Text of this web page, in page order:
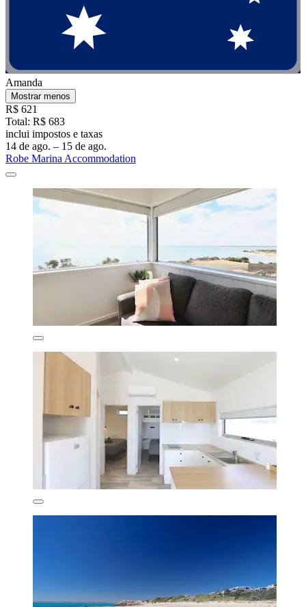
Amanda
Mostrar menos
R$ 621
Total: R$ 683
inclui impostos e taxas
14 de ago. – 15 de ago.
Robe Marina Accommodation